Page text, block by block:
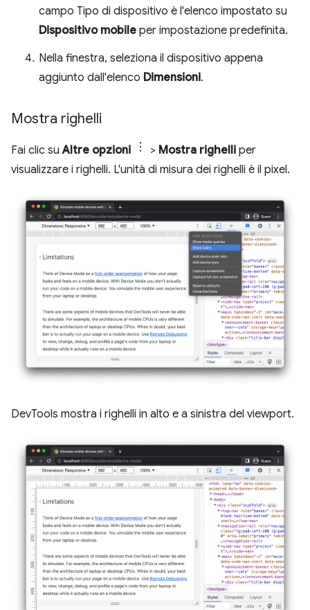
campo Tipo di dispositivo è l'elenco impostato su
Dispositivo mobile per impostazione predefinita.
Nella finestra, seleziona il dispositivo appena
aggiunto dall'elenco Dimensioni.
Mostra righelli
Fai clic suAltre opzioni > Mostra righelli per
visualizzare i righelli. L'unità di misura dei righelli è il pixel.
DevTools mostra i righelli in alto e a sinistra del viewport.